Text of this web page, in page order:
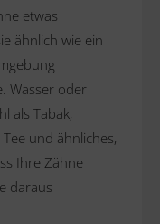
etwas
ähnlich wie ein
Wasser oder
als Tabak,
und ähnliches,
Ihre Zähne
daraus